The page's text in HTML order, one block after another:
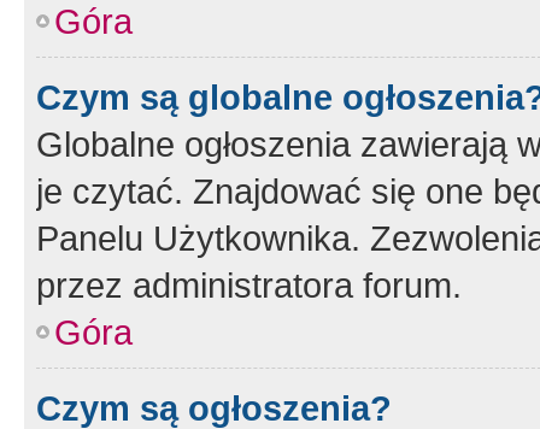
Góra
Czym są globalne
Globalne ogłoszenia zawierają
je czytać. Znajdować się one
Panelu Użytkownika.
przez administratora forum.
Góra
Czym są ogłoszenia?